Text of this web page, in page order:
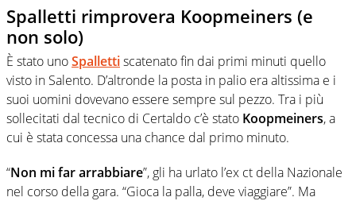
Spalletti rimprovera Koopmeiners (e
non solo)
È stato unoSpallettiscatenato fin dai primi minuti quello
visto in Salento. D’altronde la posta in palio era altissima e i
suoi uomini dovevano essere sempre sul pezzo. Tra i più
sollecitati dal tecnico di Certaldo c’è stato Koopmeiners, a
cui è stata concessa una chance dal primo minuto.
“Non mi far arrabbiare”, gli ha urlato l’ex ct della Nazionale
nel corso della gara. “Gioca la palla, deve viaggiare”. Ma